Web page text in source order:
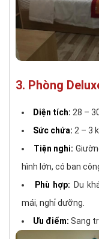
3. Phòng
Diện tích: 28 –
Sức chứa: 2 – 3
Tiện nghi:
hình lớn, có ban
Phù hợp: Du
mái, nghỉ dưỡng.
Ưu điểm: Sang